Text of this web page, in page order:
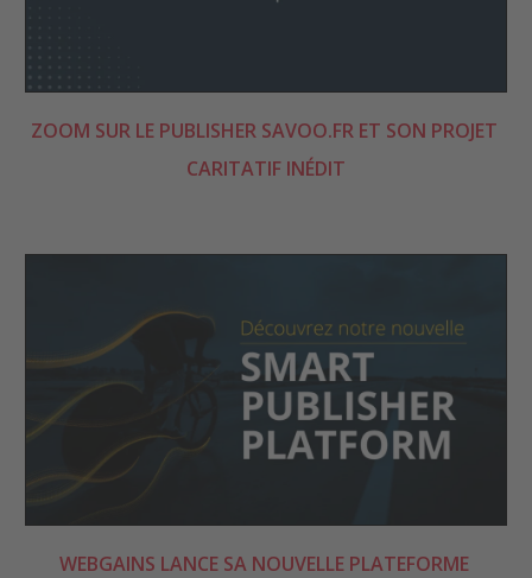
ZOOM SUR LE PUBLISHER SAVOO.FR ET SON PROJET
CARITATIF INÉDIT
WEBGAINS LANCE SA NOUVELLE PLATEFORME